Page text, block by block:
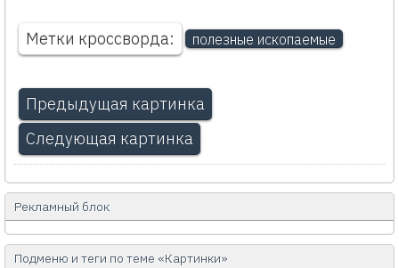
Метки кроссворда: полезные ископаемые
Предыдущая картинка
Следующая картинка
Рекламный блок
Подменю и теги по теме «Картинки»